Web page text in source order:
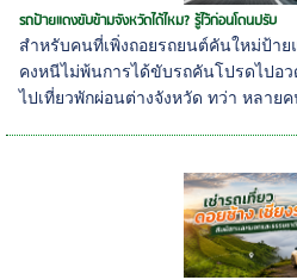
รถป้ายแดงขับข้ามจังหวัดได้ไหม? รู้ไว้ก่อนโดนปรับ
สำหรับคนที่เพิ่งถอยรถยนต์คันใหม่ป้า
คงหนีไม่พ้นการได้ขับรถคันโปรดไปอ
ไปเที่ยวพักผ่อนต่างจังหวัด ทว่า หลายค